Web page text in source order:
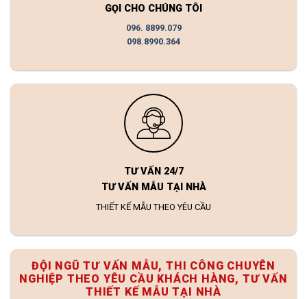
GỌI CHO CHÚNG TÔI
096. 8899.079
098.8990.364
TƯ VẤN 24/7
TƯ VẤN MẪU TẠI NHÀ
THIẾT KẾ MẪU THEO YÊU CẦU
ĐỘI NGŨ TƯ VẤN MẪU, THI CÔNG CHUYÊN
NGHIỆP THEO YÊU CẦU KHÁCH HÀNG, TƯ VẤN
THIẾT KẾ MẪU TẠI NHÀ